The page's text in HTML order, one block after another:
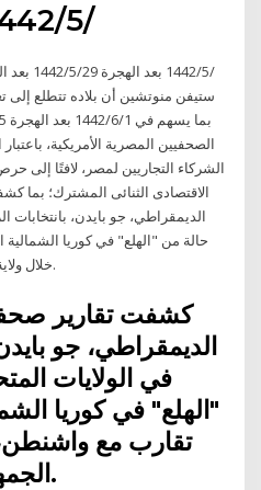
29‏‏/5‏‏/1442 بعد الهجرة
ستيفن منوتشين أن بلاده تتطلع إلى
الصحفيين المصرية الأمريكية، باعتبار
الشركاء التجاريين لمصر، لافتًا إلى
الاقتصادى الثنائى المشترك؛ بما
الديمقراطي، جو بايدن، بانتخابات
حالة من "الهلع" في كوريا
خلال ولاية الرئيس الجمهوري، دونالد ترامب.
كشفت تقارير
الديمقراطي، جو
في الولايات
"الهلع" في كوريا
تقارب مع
الجمهوري، دونالد ترامب.